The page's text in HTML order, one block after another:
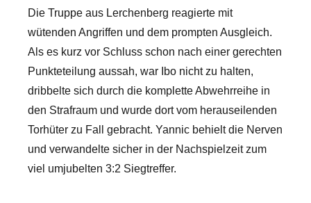
Die Truppe aus Lerchenberg reagierte mit
wütenden Angriffen und dem prompten Ausgleich.
Als es kurz vor Schluss schon nach einer gerechten
Punkteteilung aussah, war Ibo nicht zu halten,
dribbelte sich durch die komplette Abwehrreihe in
den Strafraum und wurde dort vom herauseilenden
Torhüter zu Fall gebracht. Yannic behielt die Nerven
und verwandelte sicher in der Nachspielzeit zum
viel umjubelten 3:2 Siegtreffer.